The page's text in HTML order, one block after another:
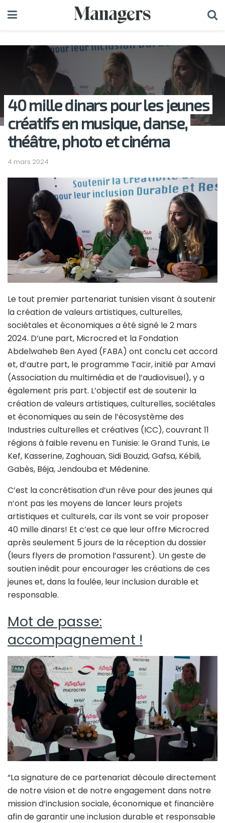
40 mille dinars pour les jeunes
créatifs en musique, danse,
théâtre, photo et cinéma
4 mars 2024
Le tout premier partenariat tunisien visant à soutenir
la création de valeurs artistiques, culturelles,
sociétales et économiques a été signé le 2 mars
2024. D’une part, Microcred et la Fondation
Abdelwaheb Ben Ayed (FABA) ont conclu cet accord
et, d’autre part, le programme Tacir, initié par Amavi
(Association du multimédia et de l’audiovisuel), y a
également pris part. L’objectif est de soutenir la
création de valeurs artistiques, culturelles, sociétales
et économiques au sein de l’écosystème des
Industries culturelles et créatives (ICC), couvrant 11
régions à faible revenu en Tunisie: le Grand Tunis, Le
Kef, Kasserine, Zaghouan, Sidi Bouzid, Gafsa, Kébili,
Gabès, Béja, Jendouba et Médenine.
C’est la concrétisation d’un rêve pour des jeunes qui
n’ont pas les moyens de lancer leurs projets
artistiques et culturels, car ils vont se voir proposer
40 mille dinars! Et c’est ce que leur offre Microcred
après seulement 5 jours de la réception du dossier
(leurs flyers de promotion l’assurent). Un geste de
soutien inédit pour encourager les créations de ces
jeunes et, dans la foulée, leur inclusion durable et
responsable.
Mot de passe:
accompagnement !
“La signature de ce partenariat découle directement
de notre vision et de notre engagement dans notre
mission d’inclusion sociale, économique et financière
afin de garantir une inclusion durable et responsable